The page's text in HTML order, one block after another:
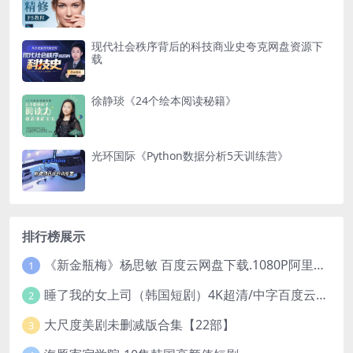
现代社会秩序背后的科技商业史夸克网盘资源下
载
徐静琰《24个绘本阅读秘籍》
光环国际《Python数据分析5天训练营》
排行榜展示
1 《新金瓶梅》杨思敏 百度云网盘下载.1080P阿里下载.国语中字.(1996)
2 睡了我的女上司（韩国短剧）4K超清/中字百度云网盘下载
3 大尺度美剧未删减版合集【22部】